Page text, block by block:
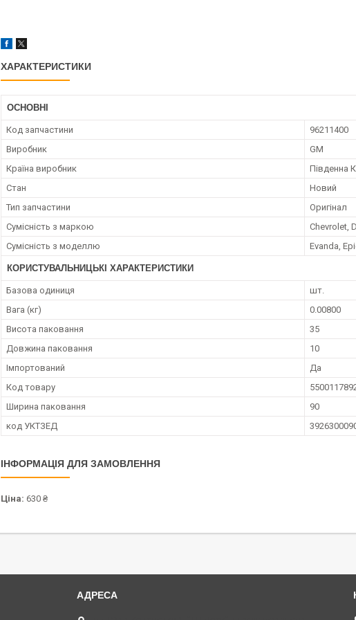
ХАРАКТЕРИСТИКИ
ОСНОВНІ
Код запчастини
96211400
Виробник
GM
Країна виробник
Південна
Стан
Новий
Тип запчастини
Оригінал
Сумісність з маркою
Chevrolet,
Сумісність з моделлю
Evanda,
КОРИСТУВАЛЬНИЦЬКІ ХАРАКТЕРИСТИКИ
Базова одиниця
шт.
Вага (кг)
0.00800
Висота паковання
35
Довжина паковання
10
Імпортований
Да
Код товару
Ширина паковання
90
код УКТЗЕД
ІНФОРМАЦІЯ ДЛЯ ЗАМОВЛЕННЯ
Ціна: 630 ₴